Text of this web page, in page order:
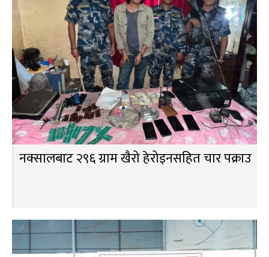
नक्सालबाट २९६ ग्राम खैरो हेरोइनसहित चार पक्राउ